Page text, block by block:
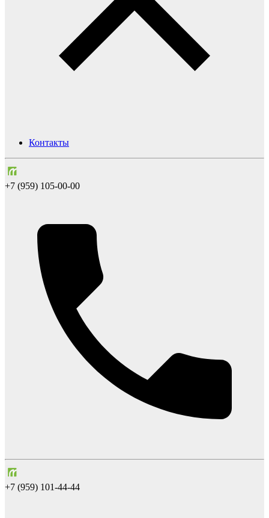
Контакты
+7 (959) 105-00-00
+7 (959) 101-44-44